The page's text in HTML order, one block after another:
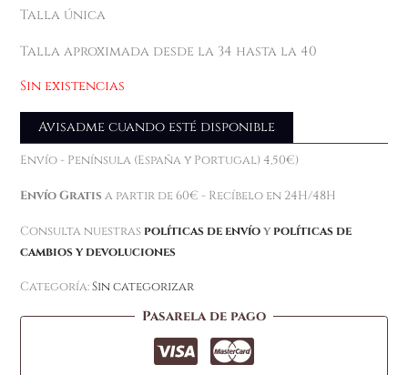
Talla única
Talla aproximada desde la 34 hasta la 40
Sin existencias
Avisadme cuando esté disponible
Envío - Península (España y Portugal) 4,50€)
Envío Gratis a partir de 60€ - Recíbelo en 24H/48H
Consulta nuestras políticas de envíoy políticas de
cambios y devoluciones
Categoría:Sin categorizar
Pasarela de pago